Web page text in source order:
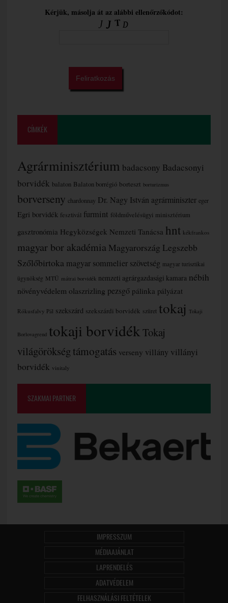
Kérjük, másolja át az alábbi ellenőrzőkódot:
CÍMKÉK
Agrárminisztérium badacsony Badacsonyi
borvidék balaton Balaton borrégió borteszt borturizmus
borverseny chardonnay Dr. Nagy István agrárminiszter eger
Egri borvidék fesztivál furmint földművelésügyi minisztérium
gasztronómia Hegyközségek Nemzeti Tanácsa hnt kékfrankos
magyar bor akadémia Magyarország Legszebb
Szőlőbirtoka magyar sommelier szövetség magyar turisztikai
ügynökség MTÜ mátrai borvidék nemzeti agrárgazdasági kamara nébih
növényvédelem olaszrizling pezsgő pálinka pályázat
Rókusfalvy Pál szekszárd szekszárdi borvidék szüret tokaj Tokaji
Borlovagrend tokaji borvidékTokaj
világörökségtámogatás verseny villány villányi
borvidék vinitaly
SZAKMAI PARTNER
IMPRESSZUM
MÉDIAAJÁNLAT
LAPRENDELÉS
ADATVÉDELEM
FELHASZNÁLÁSI FELTÉTELEK